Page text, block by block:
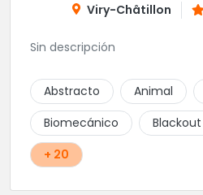
Viry-Châtillon
Sin descripción
Abstracto Animal
Biomecánico
Blackout
+ 20